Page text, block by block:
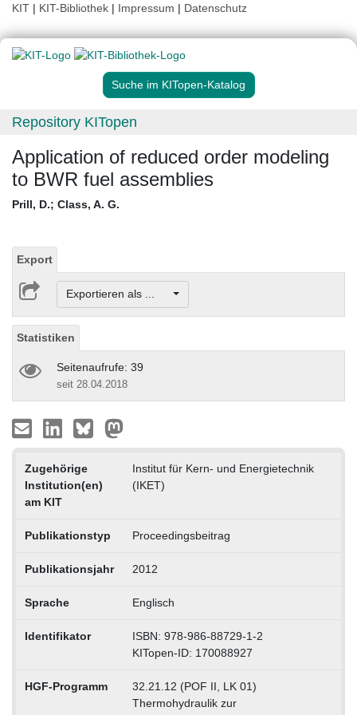
KIT | KIT-Bibliothek | Impressum | Datenschutz
Suche im KITopen-Katalog
Repository KITopen
Application of reduced order modeling
to BWR fuel assemblies
Prill, D.; Class, A. G.
Export
Exportieren als ...
Statistiken
Seitenaufrufe: 39
seit 28.04.2018
Zugehörige
Institution(en)
am KIT
Institut für Kern- und Energietechnik
(IKET)
Publikationstyp Proceedingsbeitrag
Publikationsjahr 2012
Sprache Englisch
Identifikator
ISBN: 978-986-88729-1-2
KITopen-ID: 170088927
HGF-Programm
32.21.12 (POF II, LK 01)
Thermohydraulik zur